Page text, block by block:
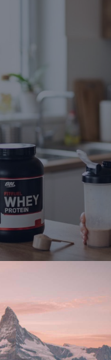
digestifs liés à la whey
soutient la
des inconforts
effets secondaires